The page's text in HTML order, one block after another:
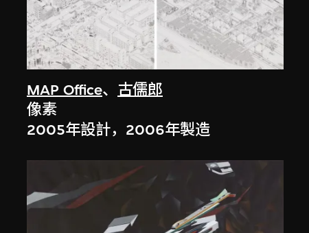
MAP Office、 古儒郎
像素
2005年設計，2006年製造